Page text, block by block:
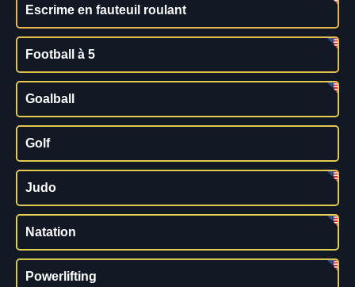
Escrime en fauteuil roulant
Football à 5
Goalball
Golf
Judo
Natation
Powerlifting